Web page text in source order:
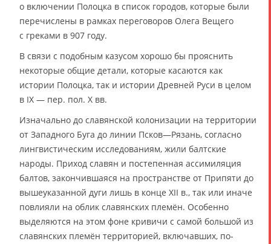
о включении Полоцка в список городов, которые были
перечислены в рамках переговоров Олега Вещего
с греками в 907 году.
В связи с подобным казусом хорошо бы прояснить
некоторые общие детали, которые касаются как
истории Полоцка, так и истории Древней Руси в целом
в IX — пер. пол. X вв.
Изначально до славянской колонизации на территории
от Западного Буга до линии Псков―Рязань, согласно
лингвистическим исследованиям, жили балтские
народы. Приход славян и постепенная ассимиляция
балтов, закончившаяся на пространстве от Припяти до
вышеуказанной дуги лишь в конце XII в., так или иначе
повлияли на облик славянских племён. Особенно
выделяются на этом фоне кривичи с самой большой из
славянских племён территорией, включавших, по-